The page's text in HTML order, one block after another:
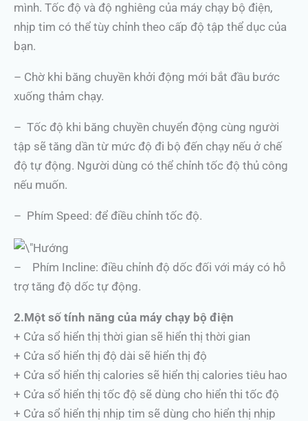
mình. Tốc độ và độ nghiêng của máy chạy bộ điện,
nhịp tim có thể tùy chỉnh theo cấp độ tập thể dục của
bạn.
– Chờ khi băng chuyền khởi động mới bắt đầu bước
xuống thảm chạy.
– Tốc độ khi băng chuyền chuyển động cùng người
tập sẽ tăng dần từ mức độ đi bộ đến chạy nếu ở chế
độ tự động. Người dùng có thể chỉnh tốc độ thủ công
nếu muốn.
– Phím Speed: để điều chỉnh tốc độ.
– Phím Incline: điều chỉnh độ dốc đối với máy có hỗ
trợ tăng độ dốc tự động.
2.Một số tính năng của máy chạy bộ điện
+ Cửa sổ hiển thị thời gian sẽ hiển thị thời gian
+ Cửa sổ hiển thị độ dài sẽ hiển thị độ
+ Cửa sổ hiển thị calories sẽ hiển thị calories tiêu hao
+ Cửa sổ hiển thị tốc độ sẽ dùng cho hiển thi tốc độ
+ Cửa sổ hiển thị nhịp tim sẽ dùng cho hiển thị nhịp